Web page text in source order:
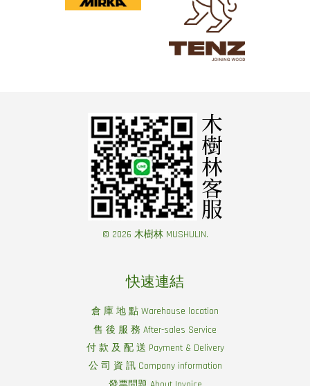
© 2026 木樹林 MUSHULIN.
快速連結
倉 庫 地 點 Warehouse location
售 後 服 務 After-sales Service
付 款 及 配 送 Payment & Delivery
公 司 資 訊 Company information